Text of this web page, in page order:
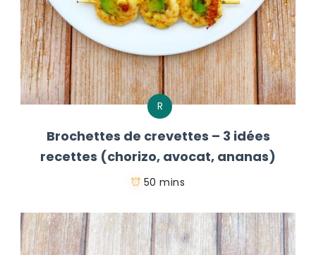
R
Brochettes de crevettes – 3 idées
recettes (chorizo, avocat, ananas)
50 mins